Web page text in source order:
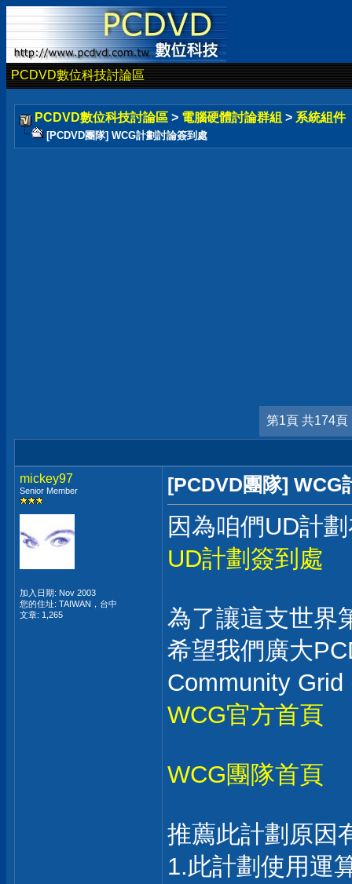
PCDVD數位科技討論區
PCDVD數位科技討論區 > 電腦硬體討論群組 > 系統組件
[PCDVD團隊] WCG計劃討論簽到處
第1頁 共174頁
mickey97
Senior Member
加入日期: Nov 2003
您的住址: TAIWAN，台中
文章: 1,265
[PCDVD團隊] WCG
因為咱們UD計
UD計劃簽到處
為了讓這支世界
希望我們廣大
Community
WCG官方首頁
WCG團隊首頁
推薦此計劃原因
1.此計劃使用運